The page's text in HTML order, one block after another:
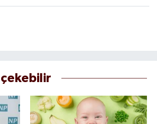
çekebilir